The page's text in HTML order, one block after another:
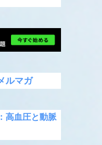
ルマガ
高血圧と動脈